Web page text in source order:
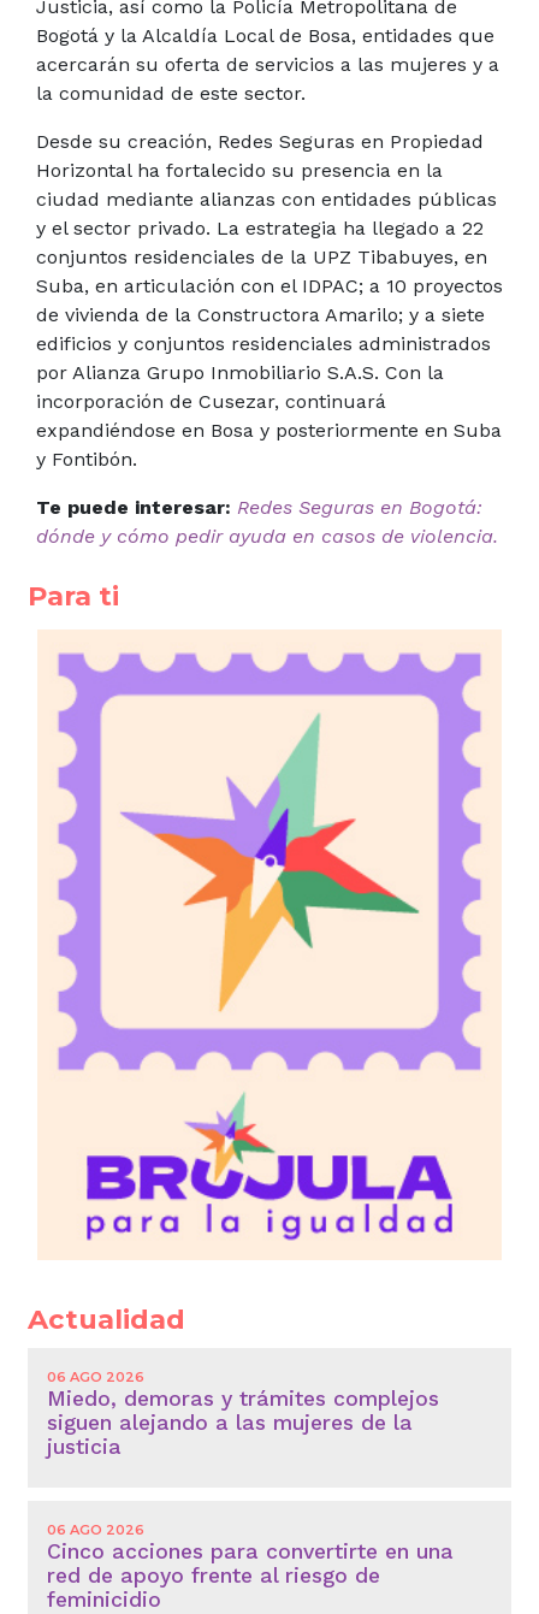
Justicia, así como la Policía Metropolitana de
Bogotá y la Alcaldía Local de Bosa, entidades que
acercarán su oferta de servicios a las mujeres y a
la comunidad de este sector.
Desde su creación, Redes Seguras en Propiedad
Horizontal ha fortalecido su presencia en la
ciudad mediante alianzas con entidades públicas
y el sector privado. La estrategia ha llegado a 22
conjuntos residenciales de la UPZ Tibabuyes, en
Suba, en articulación con el IDPAC; a 10 proyectos
de vivienda de la Constructora Amarilo; y a siete
edificios y conjuntos residenciales administrados
por Alianza Grupo Inmobiliario S.A.S. Con la
incorporación de Cusezar, continuará
expandiéndose en Bosa y posteriormente en Suba
y Fontibón.
Te puede interesar: Redes Seguras en Bogotá:
dónde y cómo pedir ayuda en casos de violencia.
Para ti
Actualidad
06 AGO 2026
Miedo, demoras y trámites complejos
siguen alejando a las mujeres de la
justicia
06 AGO 2026
Cinco acciones para convertirte en una
red de apoyo frente al riesgo de
feminicidio